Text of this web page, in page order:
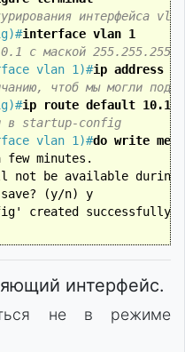
интерфейса
interface vlan 1
c маской 255.255.255.0
vlan 1)#ip address
чтоб мы могли
ip route default
в startup-config
vlan 1)#do write
few minutes.
not be available
(y/n) y
created successfully .
интерфейс.
не в режиме